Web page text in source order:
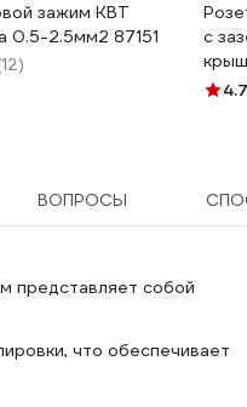
зажим КВТ
0.5-2.5мм2 87151
с
ФСр4.7
ВОПРОСЫ
представляет собой
что обеспечивает